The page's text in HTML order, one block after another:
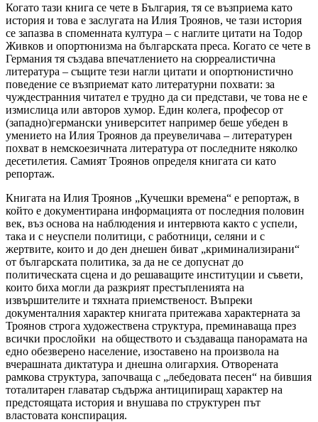
Когато тази книга се чете в България, тя се възприема като
история и това е заслугата на Илия Троянов, че тази история
се запазва в споменната култура – с наглите цитати на Тодор
Живков и опортюнизма на българската преса. Когато се чете в
Германия тя създава впечатлението на сюрреалистична
литература – същите тези нагли цитати и опортюнистично
поведение се възприемат като литературни похвати: за
чуждестранния читател е трудно да си представи, че това не е
измислица или авторов хумор. Един колега, професор от
(западно)германски университет например беше убеден в
умението на Илия Троянов да преувеличава – литературен
похват в немскоезичната литература от последните няколко
десетилетия. Самият Троянов определя книгата си като
репортаж.
Книгата на Илия Троянов „Кучешки времена“ е репортаж, в
който е документирана информацията от последния половин
век, въз основа на наблюдения и интервюта както с успели,
така и с неуспели политици, с работници, селяни и с
жертвите, които и до ден днешен биват „криминализирани“
от българската политика, за да не се допуснат до
политическата сцена и до решаващите институции и съвети,
които биха могли да разкрият престъпленията на
извършителите и тяхната приемственост. Въпреки
документалния характер книгата притежава характерната за
Троянов строга художествена структура, преминаваща през
всички прослойки на обществото и създаваща панорамата на
едно обезверено население, изоставено на произвола на
вчерашната диктатура и днешна олигархия. Отворената
рамкова структура, започваща с „лебедовата песен“ на бившия
тоталитарен главатар съдържа антиципиращ характер на
предстоящата история и внушава по структурен път
властовата конспирация.